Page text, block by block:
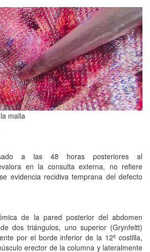
malla
a las 48 horas posteriores al
en la consulta externa, no refiere
evidencia recidiva temprana del defecto
de la pared posterior del abdomen
dos triángulos, uno superior (Grynfeltt)
por el borde inferior de la 12º costilla,
erector de la columna y lateralmente